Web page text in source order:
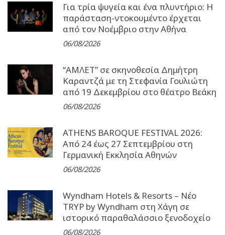
Για τρία ψυγεία και ένα πλυντήριο: Η
παράσταση-ντοκουμέντο έρχεται
από τον Νοέμβριο στην Αθήνα
06/08/2026
“ΑΜΛΕΤ” σε σκηνοθεσία Δημήτρη
Καραντζά με τη Στεφανία Γουλιώτη
από 19 Δεκεμβρίου στο θέατρο Βεάκη
06/08/2026
ATHENS BAROQUE FESTIVAL 2026:
Από 24 έως 27 Σεπτεµβρίου στη
Γερµανική Εκκλησία Αθηνών
06/08/2026
Wyndham Hotels & Resorts – Νέο
TRYP by Wyndham στη Χάγη σε
ιστορικό παραθαλάσσιο ξενοδοχείο
06/08/2026